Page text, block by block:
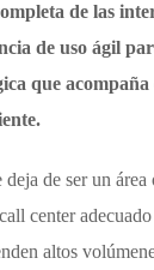
de las
de uso ágil
que
de ser un
centeradecuado
altos